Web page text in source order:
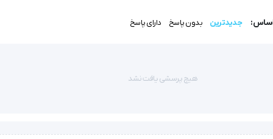
به موتور دستگاه.
جدیدترین بدون پاسخ دارای پاسخ
هیچ پرسشی یافت نشد